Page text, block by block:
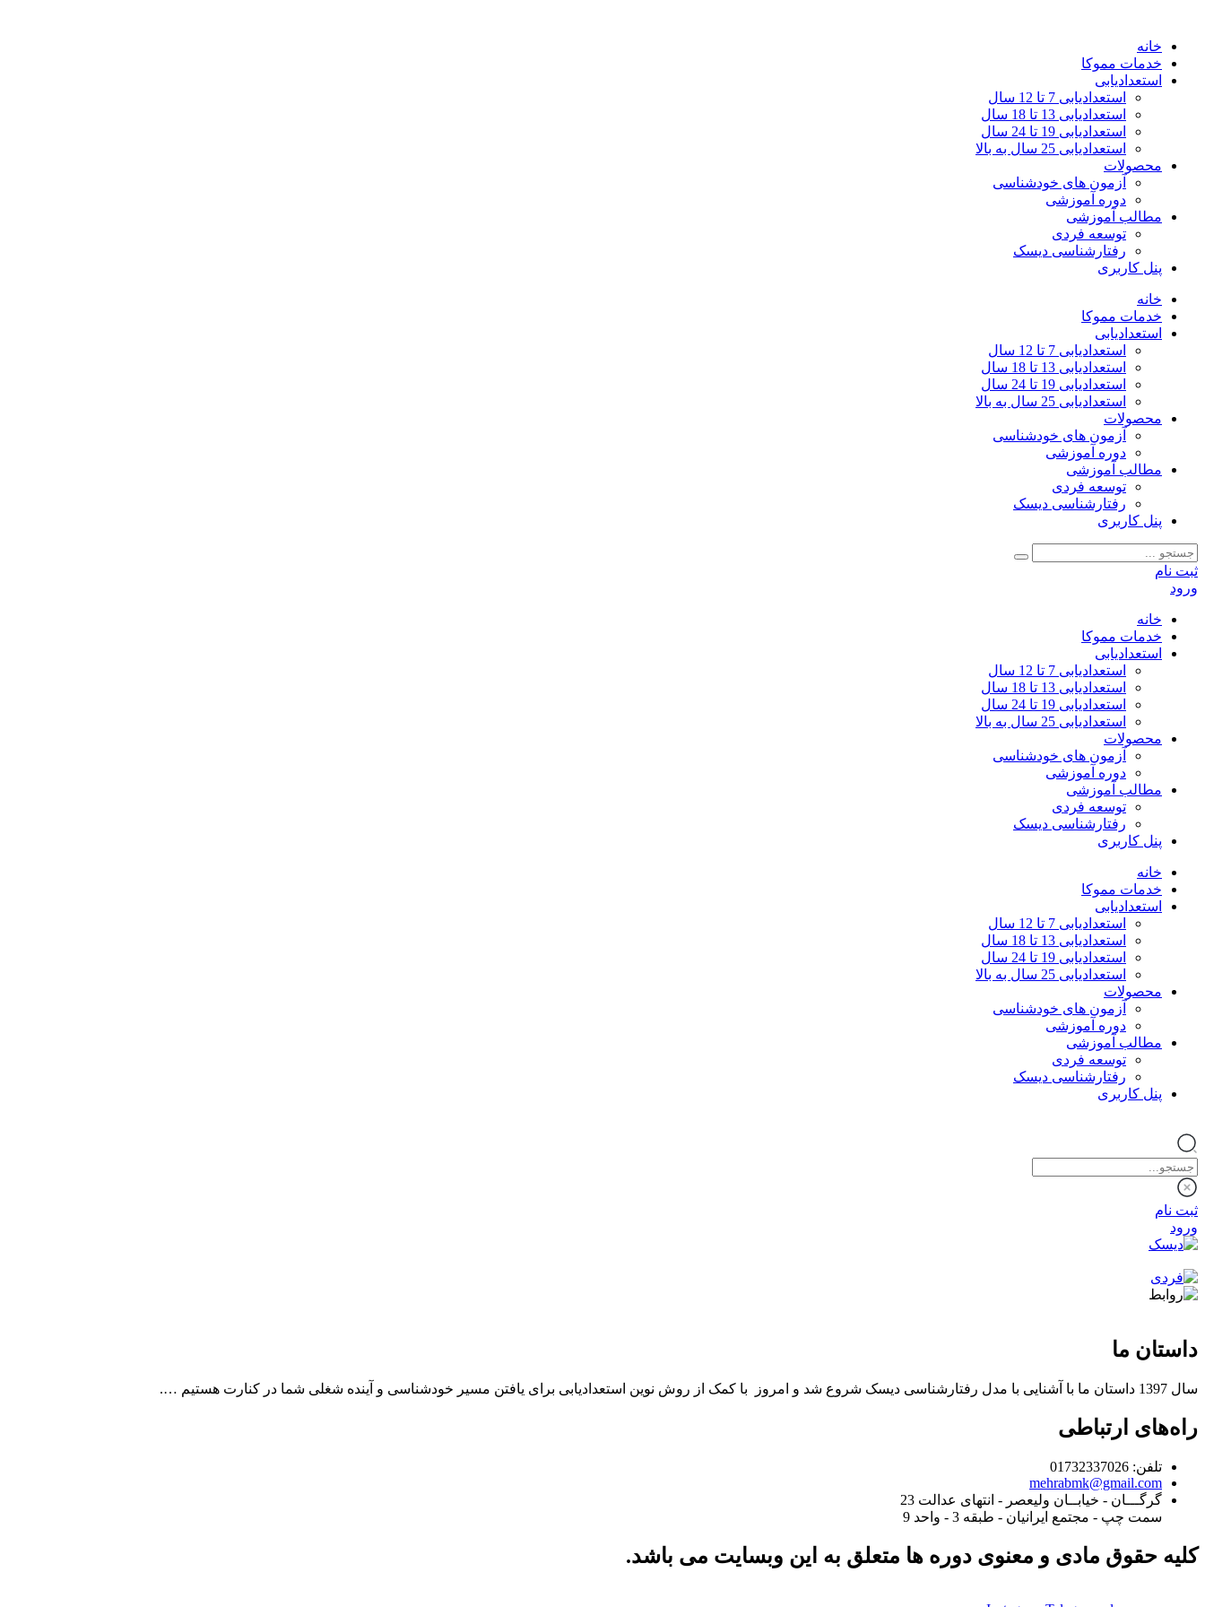
خانه
خدمات مموکا
استعدادیابی
استعدادیابی 7 تا 12 سال
استعدادیابی 13 تا 18 سال
استعدادیابی 19 تا 24 سال
استعدادیابی 25 سال به بالا
محصولات
آزمون‌ های خودشناسی
دوره آموزشی
مطالب آموزشی
توسعه فردی
رفتارشناسی دیسک
پنل کاربری
خانه
خدمات مموکا
استعدادیابی
استعدادیابی 7 تا 12 سال
استعدادیابی 13 تا 18 سال
استعدادیابی 19 تا 24 سال
استعدادیابی 25 سال به بالا
محصولات
آزمون‌ های خودشناسی
دوره آموزشی
مطالب آموزشی
توسعه فردی
رفتارشناسی دیسک
پنل کاربری
ثبت نام
ورود
خانه
خدمات مموکا
استعدادیابی
استعدادیابی 7 تا 12 سال
استعدادیابی 13 تا 18 سال
استعدادیابی 19 تا 24 سال
استعدادیابی 25 سال به بالا
محصولات
آزمون‌ های خودشناسی
دوره آموزشی
مطالب آموزشی
توسعه فردی
رفتارشناسی دیسک
پنل کاربری
خانه
خدمات مموکا
استعدادیابی
استعدادیابی 7 تا 12 سال
استعدادیابی 13 تا 18 سال
استعدادیابی 19 تا 24 سال
استعدادیابی 25 سال به بالا
محصولات
آزمون‌ های خودشناسی
دوره آموزشی
مطالب آموزشی
توسعه فردی
رفتارشناسی دیسک
پنل کاربری
ثبت نام
ورود
داستان ما
سال 1397 داستان ما با آشنایی با مدل رفتارشناسی دیسک شروع شد و امروز با کمک از روش نوین استعدادیابی برای یافتن مسیر خودشناسی و آینده شغلی شما در کنارت هستیم ….
راه‌های ارتباطی
تلفن: 01732337026
mehrabmk@gmail.com
گرگـــان - خیابــان ولیعصر - انتهای عدالت 23
سمت چپ - مجتمع ایرانیان - طبقه 3 - واحد 9
کلیه حقوق مادی و معنوی دوره ها متعلق به این وبسایت می باشد.